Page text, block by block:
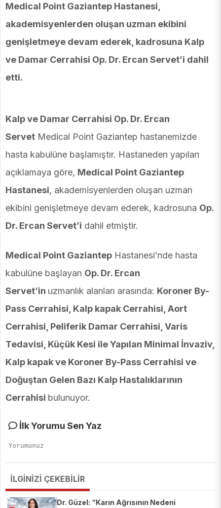
Medical Point Gaziantep Hastanesi,
akademisyenlerden oluşan uzman ekibini
genişletmeye devam ederek, kadrosuna Kalp
ve Damar Cerrahisi Op. Dr. Ercan Servet’i dahil
etti.
Kalp ve Damar Cerrahisi Op. Dr. Ercan
Servet Medical Point Gaziantep hastanemizde
hasta kabulüne başlamıştır. Hastaneden yapılan
açıklamaya göre, Medical Point Gaziantep
Hastanesi, akademisyenlerden oluşan uzman
ekibini genişletmeye devam ederek, kadrosuna Op.
Dr. Ercan Servet’i dahil etmiştir.
Medical Point Gaziantep Hastanesi’nde hasta
kabulüne başlayan Op. Dr. Ercan
Servet’in uzmanlık alanları arasında: Koroner By-
Pass Cerrahisi, Kalp kapak Cerrahisi, Aort
Cerrahisi, Peliferik Damar Cerrahisi, Varis
Tedavisi, Küçük Kesi ile Yapılan Minimal İnvaziv,
Kalp kapak ve Koroner By-Pass Cerrahisi ve
Doğuştan Gelen Bazı Kalp Hastalıklarının
Cerrahisi bulunuyor.
İlk Yorumu Sen Yaz
İLGİNİZİ ÇEKEBİLİR
Dr. Güzel: “Karın Ağrısının Nedeni